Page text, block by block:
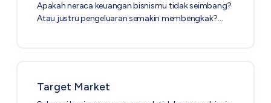
Apakah neraca keuangan bisnismu tidak seimbang?
Atau justru pengeluaran semakin membengkak?…
Target Market